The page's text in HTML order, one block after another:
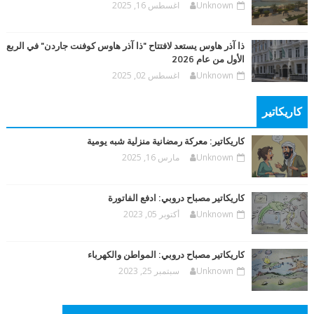
Unknown اغسطس 16, 2025
ذا آذر هاوس يستعد لافتتاح "ذا آذر هاوس كوفنت جاردن" في الربع
الأول من عام 2026
Unknown اغسطس 02, 2025
كاريكاتير
كاريكاتير: معركة رمضانية منزلية شبه يومية
Unknown مارس 16, 2025
كاريكاتير مصباح دروبي: ادفع الفاتورة
Unknown أكتوبر 05, 2023
كاريكاتير مصباح دروبي: المواطن والكهرباء
Unknown سبتمبر 25, 2023